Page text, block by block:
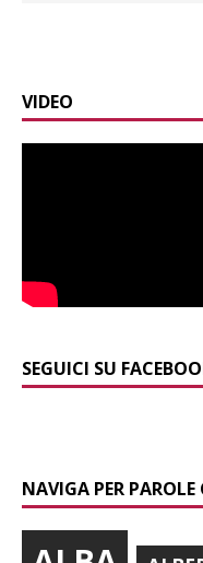
VIDEO
SEGUICI SU
NAVIGA PER PAROLE